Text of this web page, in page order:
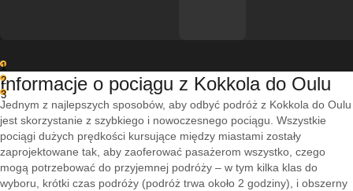
1
2
3
Informacje o pociągu z Kokkola do Oulu
Jednym z najlepszych sposobów, aby odbyć podróż z Kokkola do Oulu
jest skorzystanie z szybkiego i nowoczesnego pociągu. Wszystkie
pociągi dużych prędkości kursujące między miastami zostały
zaprojektowane tak, aby zaoferować pasażerom wszystko, czego
mogą potrzebować do przyjemnej podróży – w tym kilka klas do
wyboru, krótki czas podróży (podróż trwa około 2 godziny), i obszerny